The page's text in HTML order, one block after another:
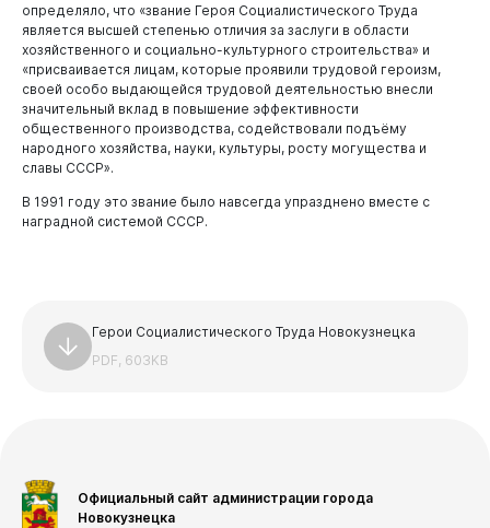
Документы
определяло, что «звание Героя Социалистического Труда
является высшей степенью отличия за заслуги в области
хозяйственного и социально-культурного строительства» и
«присваивается лицам, которые проявили трудовой героизм,
своей особо выдающейся трудовой деятельностью внесли
значительный вклад в повышение эффективности
общественного производства, содействовали подъёму
народного хозяйства, науки, культуры, росту могущества и
славы СССР».
В 1991 году это звание было навсегда упразднено вместе с
наградной системой СССР.
Герои Социалистического Труда Новокузнецка
PDF, 603KB
Официальный сайт администрации города
Новокузнецка